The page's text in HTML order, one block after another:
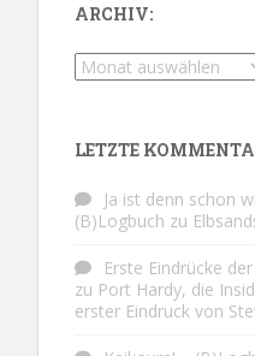
ARCHIV:
Archiv:
LETZTE
Ja ist denn schon
(B)Logbuch zu
Erste Eindrücke
zu Port Hardy, die
erster Eindruck von